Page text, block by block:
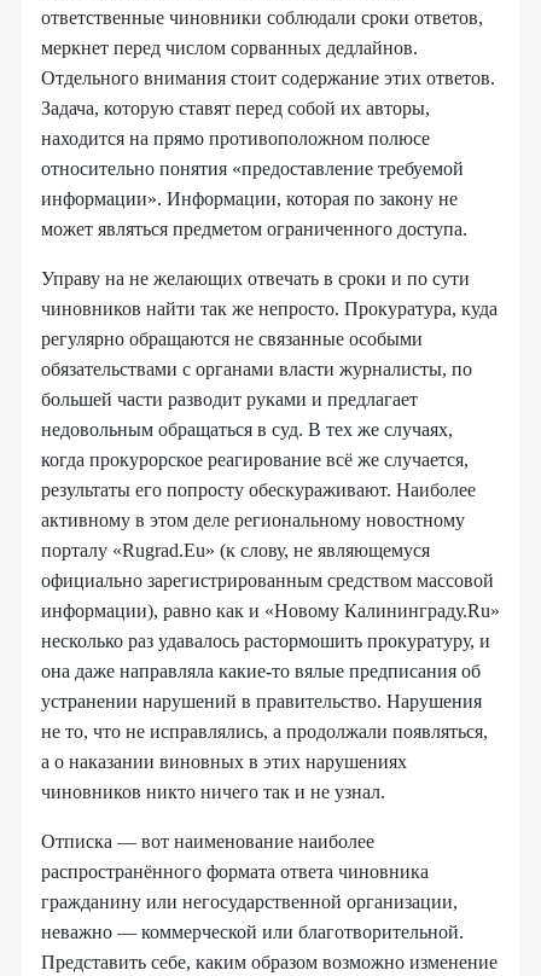
ответственные чиновники соблюдали сроки ответов,
меркнет перед числом сорванных дедлайнов.
Отдельного внимания стоит содержание этих ответов.
Задача, которую ставят перед собой их авторы,
находится на прямо противоположном полюсе
относительно понятия «предоставление требуемой
информации». Информации, которая по закону не
может являться предметом ограниченного доступа.
Управу на не желающих отвечать в сроки и по сути
чиновников найти так же непросто. Прокуратура, куда
регулярно обращаются не связанные особыми
обязательствами с органами власти журналисты, по
большей части разводит руками и предлагает
недовольным обращаться в суд. В тех же случаях,
когда прокурорское реагирование всё же случается,
результаты его попросту обескураживают. Наиболее
активному в этом деле региональному новостному
порталу «Rugrad.Eu» (к слову, не являющемуся
официально зарегистрированным средством массовой
информации), равно как и «Новому Калининграду.Ru»
несколько раз удавалось растормошить прокуратуру, и
она даже направляла какие-то вялые предписания об
устранении нарушений в правительство. Нарушения
не то, что не исправлялись, а продолжали появляться,
а о наказании виновных в этих нарушениях
чиновников никто ничего так и не узнал.
Отписка — вот наименование наиболее
распространённого формата ответа чиновника
гражданину или негосударственной организации,
неважно — коммерческой или благотворительной.
Представить себе, каким образом возможно изменение